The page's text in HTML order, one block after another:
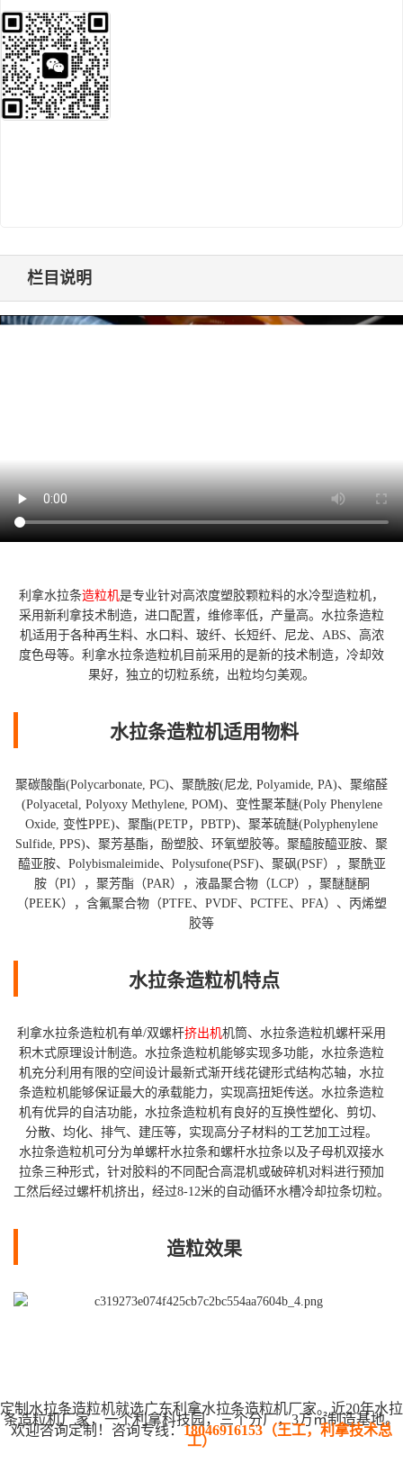
栏目说明
利拿水拉条造粒机是专业针对高浓度塑胶颗粒料的水冷型造粒机，
采用新利拿技术制造，进口配置，维修率低，产量高。水拉条造粒
机适用于各种再生料、水口料、玻纤、长短纤、尼龙、ABS、高浓
度色母等。利拿水拉条造粒机目前采用的是新的技术制造，冷却效
果好，独立的切粒系统，出粒均匀美观。
水拉条造粒机适用物料
聚碳酸酯(Polycarbonate, PC)、聚酰胺(尼龙, Polyamide, PA)、聚缩醛
(Polyacetal, Polyoxy Methylene, POM)、变性聚苯醚(Poly Phenylene
Oxide, 变性PPE)、聚酯(PETP，PBTP)、聚苯硫醚(Polyphenylene
Sulfide, PPS)、聚芳基酯，酚塑胶、环氧塑胶等。聚醯胺醯亚胺、聚
醯亚胺、Polybismaleimide、Polysufone(PSF)、聚砜(PSF），聚酰亚
胺（PI），聚芳酯（PAR），液晶聚合物（LCP），聚醚醚酮
（PEEK），含氟聚合物（PTFE、PVDF、PCTFE、PFA）、丙烯塑
胶等
水拉条造粒机特点
利拿水拉条造粒机有单/双螺杆挤出机机筒、水拉条造粒机螺杆采用
积木式原理设计制造。水拉条造粒机能够实现多功能，水拉条造粒
机充分利用有限的空间设计最新式渐开线花键形式结构芯轴，水拉
条造粒机能够保证最大的承载能力，实现高扭矩传送。水拉条造粒
机有优异的自洁功能，水拉条造粒机有良好的互换性塑化、剪切、
分散、均化、排气、建压等，实现高分子材料的工艺加工过程。
水拉条造粒机可分为单螺杆水拉条和螺杆水拉条以及子母机双接水
拉条三种形式，针对胶料的不同配合高混机或破碎机对料进行预加
工然后经过螺杆机挤出，经过8-12米的自动循环水槽冷却拉条切粒。
造粒效果
定制水拉条造粒机就选广东利拿水拉条造粒机厂家。近20年水拉
条造粒机厂家，一个利拿科技园，三个分厂，3万㎡制造基地。
欢迎咨询定制！咨询专线：18046916153（王工，利拿技术总
工）